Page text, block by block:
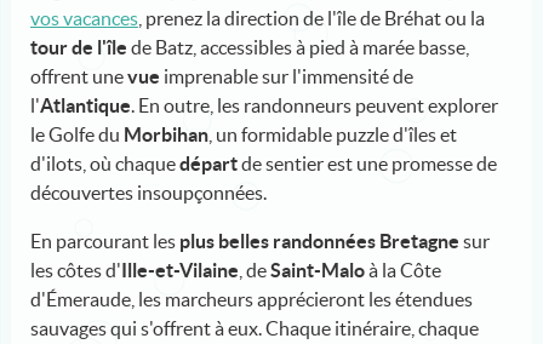
vos vacances, prenez la direction de l'île de Bréhat ou la
tour de l'île de Batz, accessibles à pied à marée basse,
offrent unevue imprenable sur l'immensité de
l'Atlantique. En outre, les randonneurs peuvent explorer
le Golfe du Morbihan, un formidable puzzle d'îles et
d'ilots, où chaquedépartde sentier est une promesse de
découvertes insoupçonnées.
En parcourant les plus belles randonnées Bretagne sur
les côtes d'Ille-et-Vilaine , deSaint-Maloà la Côte
d'Émeraude, les marcheurs apprécieront les étendues
sauvages qui s'offrent à eux. Chaque itinéraire, chaque